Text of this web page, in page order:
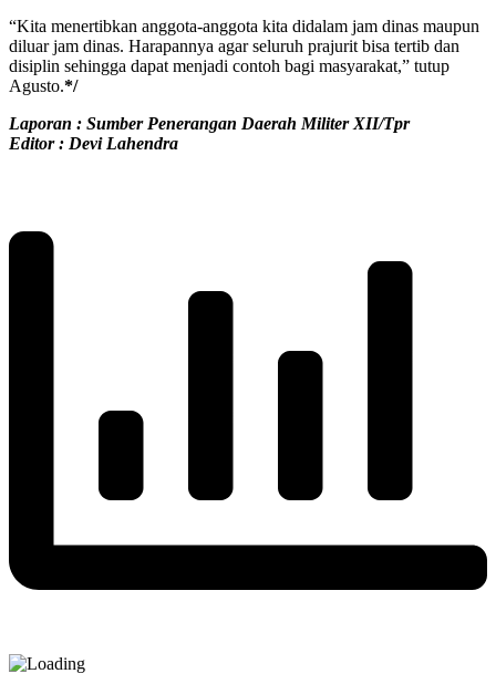
“Kita menertibkan anggota-anggota kita didalam jam dinas maupun
diluar jam dinas. Harapannya agar seluruh prajurit bisa tertib dan
disiplin sehingga dapat menjadi contoh bagi masyarakat,” tutup
Agusto.*/
Laporan : Sumber Penerangan Daerah Militer XII/Tpr
Editor : Devi Lahendra